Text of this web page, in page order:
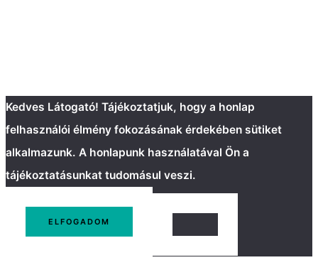
Kedves Látogató! Tájékoztatjuk, hogy a honlap
felhasználói élmény fokozásának érdekében sütiket
alkalmazunk. A honlapunk használatával Ön a
tájékoztatásunkat tudomásul veszi.
ELFOGADOM